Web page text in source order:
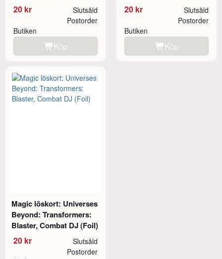
20 kr Slutsåld
Butiken
Postorder
Köp
20 kr Slutsåld
Butiken
Postorder
Köp
Magic löskort: Universes
Beyond: Transformers:
Blaster, Combat DJ (Foil)
20 kr Slutsåld
Postorder